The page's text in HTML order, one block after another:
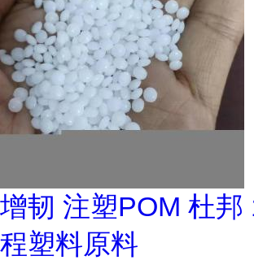
增韧 注塑POM 杜邦
程塑料原料